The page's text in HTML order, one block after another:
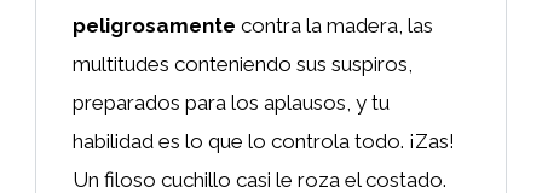
peligrosamente contra la madera, las
multitudes conteniendo sus suspiros,
preparados para los aplausos, y tu
habilidad es lo que lo controla todo. ¡Zas!
Un filoso cuchillo casi le roza el costado.